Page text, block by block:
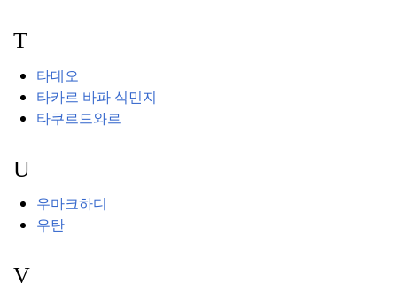
T
타데오
타카르 바파 식민지
타쿠르드와르
U
우마크하디
우탄
V